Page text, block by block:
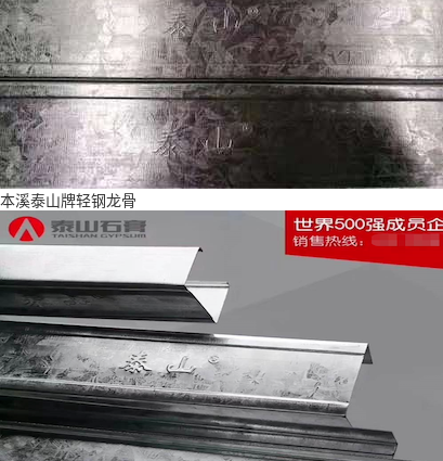
本溪泰山牌轻钢龙骨